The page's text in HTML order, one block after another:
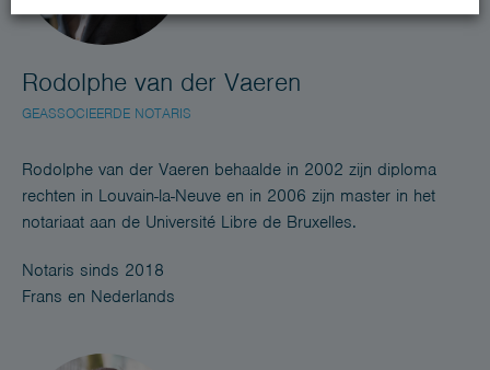
Rodolphe van der Vaeren
GEASSOCIEERDE NOTARIS
Rodolphe van der Vaeren behaalde in 2002 zijn diploma
rechten in Louvain-la-Neuve en in 2006 zijn master in het
notariaat aan de Université Libre de Bruxelles.
Notaris sinds 2018
Frans en Nederlands